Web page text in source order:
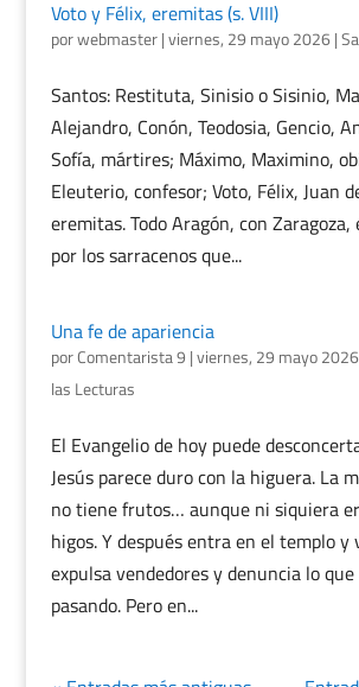
Voto y Félix, eremitas (s. VIII)
porwebmaster|viernes, 29 mayo 2026|
Santos: Restituta, Sinisio o Sisinio,
Alejandro, Conón, Teodosia, Gencio,
Sofía, mártires; Máximo, Maximino,
Eleuterio, confesor; Voto, Félix, Juan
eremitas. Todo Aragón, con
por los sarracenos que...
Una fe de apariencia
porComentarista 9 |viernes, 29 mayo 2026
las Lecturas
El Evangelio de hoy puede
Jesús parece duro con la higuera. La
no tiene frutos… aunque ni siquiera
higos. Y después entra en el templo y
expulsa vendedores y denuncia lo
pasando. Pero en...